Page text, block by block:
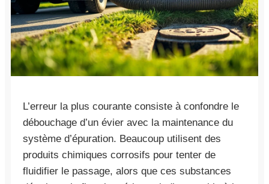
L’erreur la plus courante consiste à confondre le
débouchage d’un évier avec la maintenance du
système d’épuration. Beaucoup utilisent des
produits chimiques corrosifs pour tenter de
fluidifier le passage, alors que ces substances